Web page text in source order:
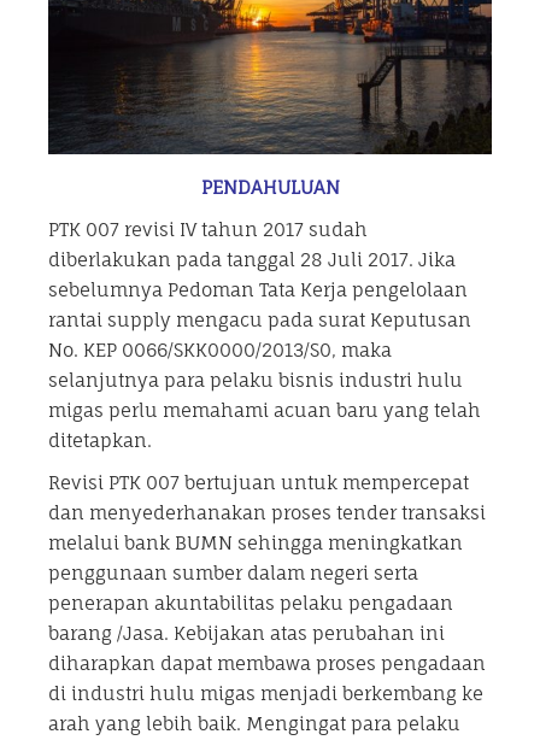
PENDAHULUAN
PTK 007 revisi IV tahun 2017 sudah
diberlakukan pada tanggal 28 Juli 2017. Jika
sebelumnya Pedoman Tata Kerja pengelolaan
rantai supply mengacu pada surat Keputusan
No. KEP 0066/SKK0000/2013/S0, maka
selanjutnya para pelaku bisnis industri hulu
migas perlu memahami acuan baru yang telah
ditetapkan.
Revisi PTK 007 bertujuan untuk mempercepat
dan menyederhanakan proses tender transaksi
melalui bank BUMN sehingga meningkatkan
penggunaan sumber dalam negeri serta
penerapan akuntabilitas pelaku pengadaan
barang /Jasa. Kebijakan atas perubahan ini
diharapkan dapat membawa proses pengadaan
di industri hulu migas menjadi berkembang ke
arah yang lebih baik. Mengingat para pelaku